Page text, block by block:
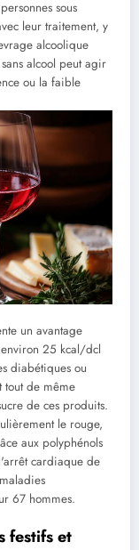
sous
leur traitement, y
alcoolique
alcool peut agir
ou la faible
un avantage
25 kcal/dcl
diabétiques ou
tout de même
de ces produits.
le rouge,
aux polyphénols
cardiaque de
67 hommes.
festifs et